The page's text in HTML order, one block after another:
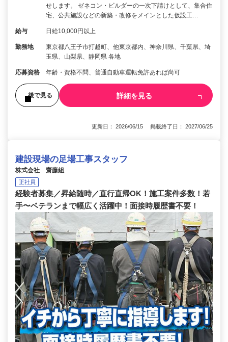
せします。 ゼネコン・ビルダーの一次下請けとして、集合住
宅、公共施設などの新築・改修をメインとした仮設工…
給与 日給10,000円以上
勤務地
東京都八王子市打越町、他東京都内、神奈川県、千葉県、埼
玉県、山梨県、静岡県 各地
応募資格 年齢・資格不問、普通自動車運転免許あれば尚可
後で見る 詳細を見る
更新日： 2026/06/15 掲載終了日： 2027/06/25
建設現場の足場工事スタッフ
株式会社 齋藤組
正社員
経験者募集／昇給随時／直行直帰OK！施工案件多数！若
手〜ベテランまで幅広く活躍中！面接時履歴書不要！